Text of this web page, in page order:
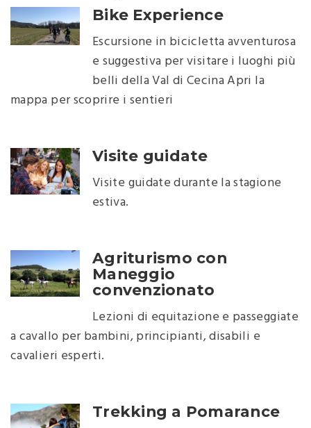
Bike Experience
Escursione in bicicletta avventurosa
e suggestiva per visitare i luoghi più
belli della Val di Cecina Apri la
mappa per scoprire i sentieri
Visite guidate
Visite guidate durante la stagione
estiva.
Agriturismo con
Maneggio
convenzionato
Lezioni di equitazione e passeggiate
a cavallo per bambini, principianti, disabili e
cavalieri esperti.
Trekking a Pomarance